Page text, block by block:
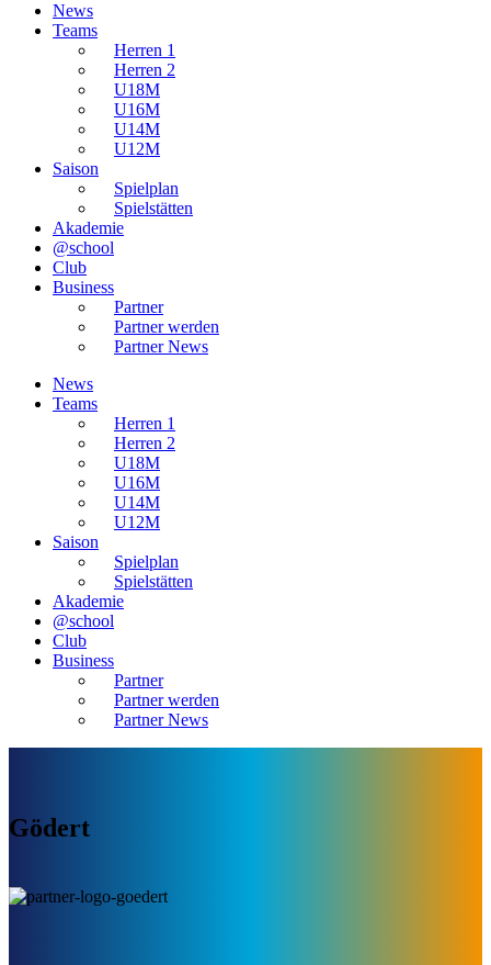
News
Teams
Herren 1
Herren 2
U18M
U16M
U14M
U12M
Saison
Spielplan
Spielstätten
Akademie
@school
Club
Business
Partner
Partner werden
Partner News
News
Teams
Herren 1
Herren 2
U18M
U16M
U14M
U12M
Saison
Spielplan
Spielstätten
Akademie
@school
Club
Business
Partner
Partner werden
Partner News
Gödert